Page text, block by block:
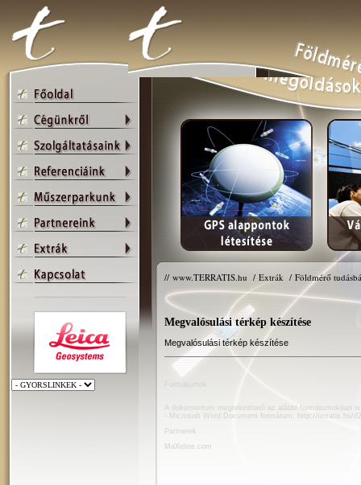
// www.TERRATIS.hu / Extrák / Földmérő
Megvalósulási térkép készítése
Megvalósulási térkép készítése
A dokumentum megtekinthető az alábbi formátumokban
- Microsoft Word Document formátum:
http://terratis.hu/
Partnerek
MaXeline.com